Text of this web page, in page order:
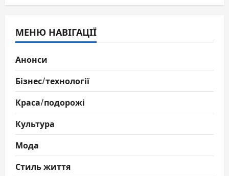
МЕНЮ НАВІГАЦІЇ
Анонси
Бізнес/технології
Краса/подорожі
Культура
Мода
Стиль життя